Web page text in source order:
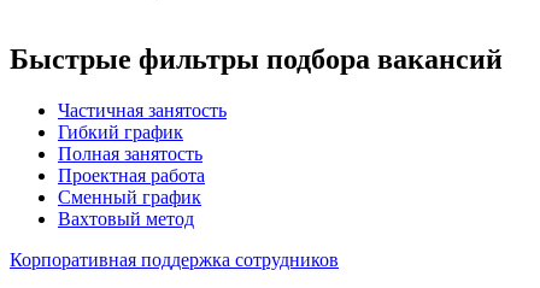
Быстрые фильтры подбора вакансий
Частичная занятость
Гибкий график
Полная занятость
Проектная работа
Сменный график
Вахтовый метод
Корпоративная поддержка сотрудников